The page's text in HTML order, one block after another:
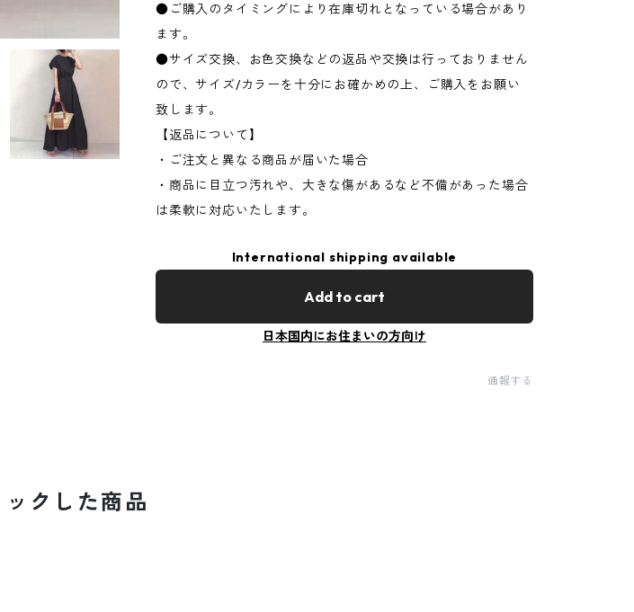
●ご購入のタイミングにより在庫切れとなっている場合があり
ます。
●サイズ交換、お色交換などの返品や交換は行っておりません
ので、サイズ/カラーを十分にお確かめの上、ご購入をお願い
致します。
【返品について】
・ご注文と異なる商品が届いた場合
・商品に目立つ汚れや、大きな傷があるなど不備があった場合
は柔軟に対応いたします。
International shipping available
Add to cart
日本国内にお住まいの方向け
通報する
クした商品